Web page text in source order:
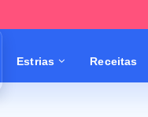
Estrias Receitas